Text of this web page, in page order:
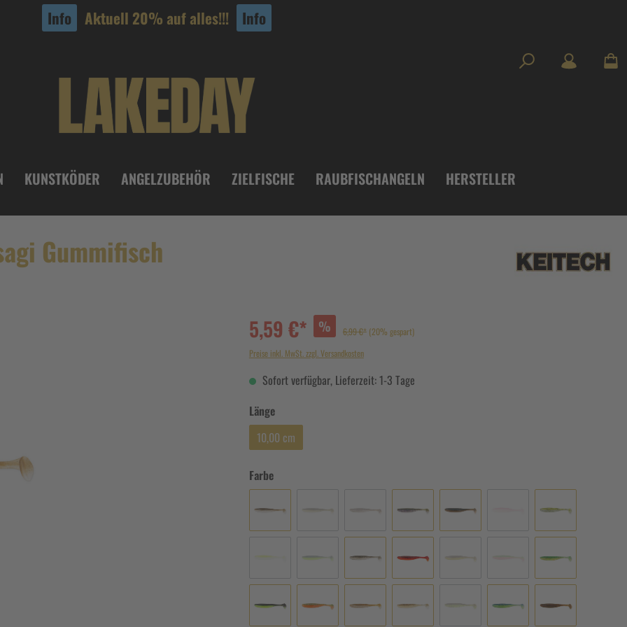
Info Aktuell 20% auf alles!!! Info
KUNSTKÖDER ANGELZUBEHÖR ZIELFISCHE RAUBFISCHANGELN HERSTELLER
Gummifisch
5,59 €* % 6,99 €* (20% gespart)
Preise inkl. MwSt. zzgl. Versandkosten
Sofort verfügbar, Lieferzeit: 1-3 Tage
Länge
10,00 cm
Farbe